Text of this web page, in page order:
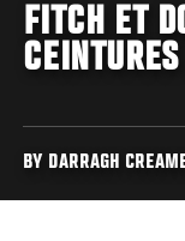
FITCH ET
BY DARRAGH